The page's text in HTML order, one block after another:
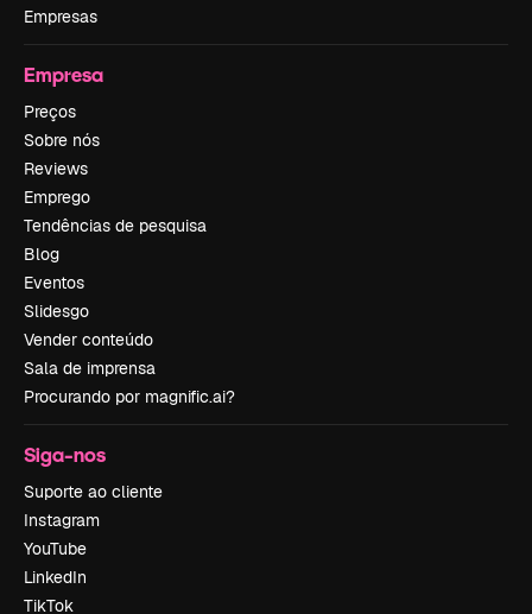
Empresas
Empresa
Preços
Sobre nós
Reviews
Emprego
Tendências de pesquisa
Blog
Eventos
Slidesgo
Vender conteúdo
Sala de imprensa
Procurando por magnific.ai?
Siga-nos
Suporte ao cliente
Instagram
YouTube
LinkedIn
TikTok